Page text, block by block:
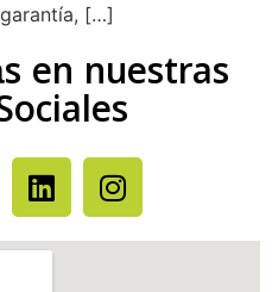
[…]
en nuestras